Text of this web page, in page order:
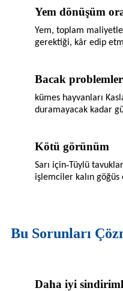
Yem dönüşüm
Yem, toplam
gerektiği, kâr edip
Bacak
kümes hayvanları
duramayacak kadar
Kötü görünüm
Sarı için-Tüylü
işlemciler kalın
Bu Sorunları
Daha iyi